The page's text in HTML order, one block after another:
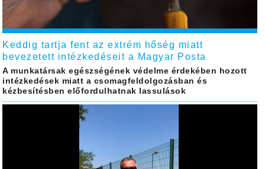
Keddig tartja fent az extrém hőség miatt
bevezetett intézkedéseit a Magyar Posta
A munkatársak egészségének védelme érdekében hozott
intézkedések miatt a csomagfeldolgozásban és
kézbesítésben előfordulhatnak lassulások